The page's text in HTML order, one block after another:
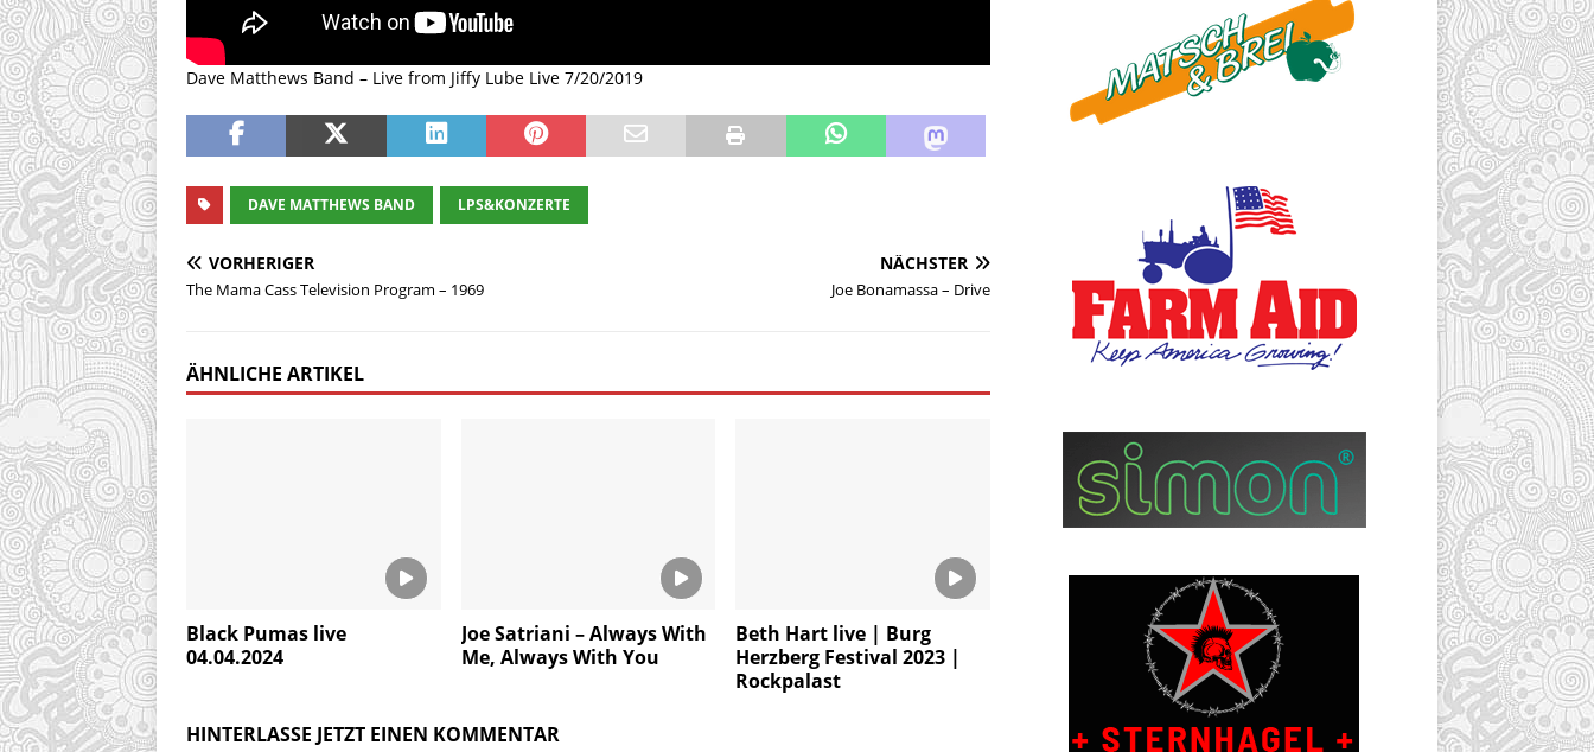
Dave Matthews Band – Live from Jiffy Lube Live 7/20/2019
DAVE MATTHEWS BAND LPS&KONZERTE
VORHERIGER
The Mama Cass Television Program – 1969
NÄCHSTER
Joe Bonamassa – Drive
ÄHNLICHE ARTIKEL
Black Pumas live
04.04.2024
Joe Satriani – Always With
Me, Always With You
Beth Hart live | Burg
Herzberg Festival 2023 |
Rockpalast
HINTERLASSE JETZT EINEN KOMMENTAR